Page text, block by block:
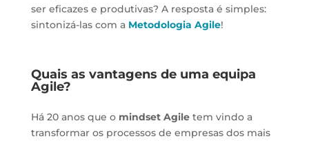
ser eficazes e produtivas? A resposta é simples:
sintonizá-las com a Metodologia Agile!
Quais as vantagens de uma equipa
Agile?
Há 20 anos que o mindset Agiletem vindo a
transformar os processos de empresas dos mais